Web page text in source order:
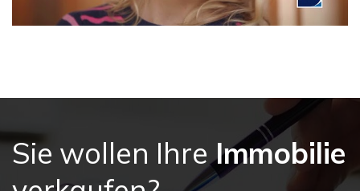
Sie wollen IhreImmobilie